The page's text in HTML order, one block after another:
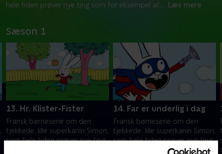
hele tiden prøver nye ting som for eksempel at... Læs mere
Sæson 1
13. Hr. Klister-Fister
Fransk børneserie om den
tjekkede, lille superkanin Simon,
som hele tiden prøver nye ting
14. Far er underlig i dag
Fransk børneserie om den
tjekkede, lille superkanin Simon,
som hele tiden prøver nye ting
som for eksempel at lære at